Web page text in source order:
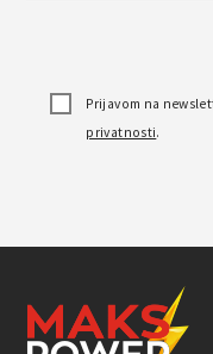
Prijavom na
privatnosti.